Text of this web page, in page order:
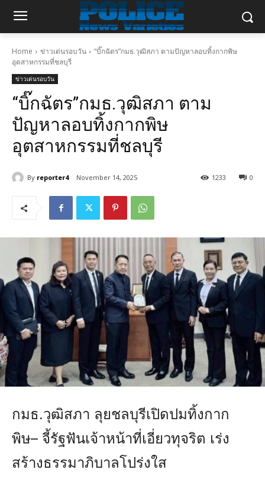
Home ข่าวเด่นรอบวัน
“บิ๊กฉัตร”กมธ.วุฒิสภา ตามปัญหาลอบทิ้งกากพิษ
อุตสาหกรรมที่ชลบุรี
ข่าวเด่นรอบวัน
“บิ๊กฉัตร”กมธ.วุฒิสภา ตาม
ปัญหาลอบทิ้งกากพิษ
อุตสาหกรรมที่ชลบุรี
By reporter4 November 14, 2025 0
1233
กมธ.วุฒิสภา ลุยชลบุรีเปิดปมทิ้งกาก
พิษ– จี้รัฐฟันเจ้าหน้าที่เอี่ยวทุจริต เร่ง
สร้างธรรมาภิบาลโปร่งใส